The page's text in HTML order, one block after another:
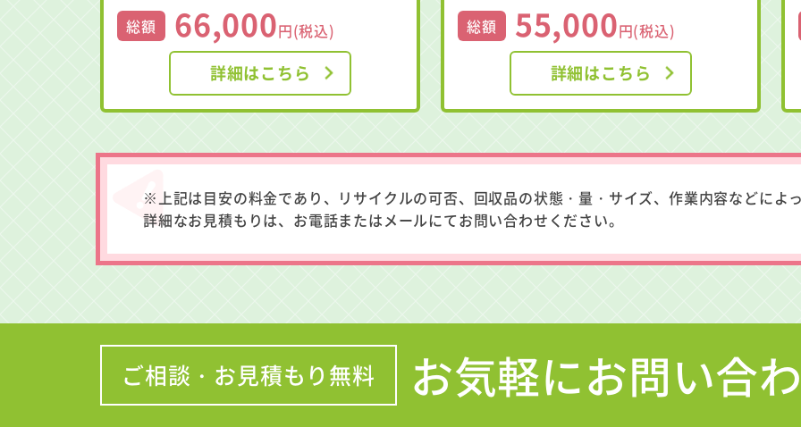
総額
66,000円(税込)
詳細はこちら
総額
55,000円(税込)
詳細はこちら
※上記は目安の料金であり、リサイクルの可否、回収品の状態・量・サイズ、作業内容などによ
詳細なお見積もりは、お電話またはメールにてお問い合わせください。
ご相談・お見積もり無料 お気軽にお問い合